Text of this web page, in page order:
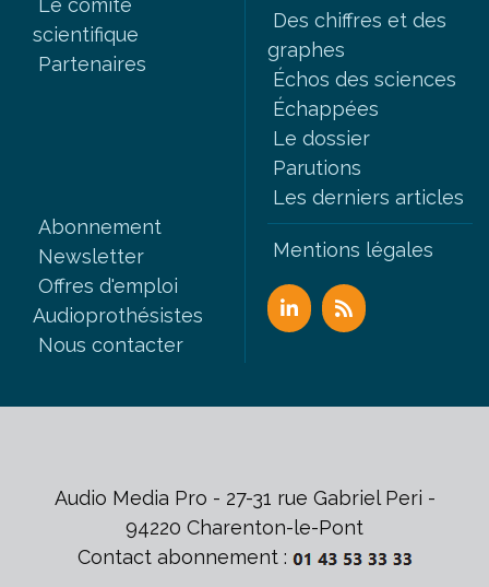
Le comité
scientifique
Partenaires
Des chiffres et des
graphes
Échos des sciences
Échappées
Le dossier
Parutions
Les derniers articles
Abonnement
Newsletter
Offres d'emploi
Audioprothésistes
Nous contacter
Mentions légales
Audio Media Pro - 27-31 rue Gabriel Peri -
94220 Charenton-le-Pont
Contact abonnement :